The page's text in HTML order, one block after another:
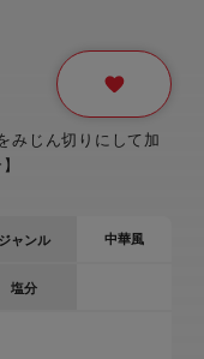
みじん切りにして加
ジャンル 中華風
塩分